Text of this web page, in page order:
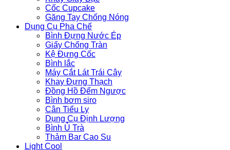
Cốc Cupcake
Găng Tay Chống Nóng
Dụng Cụ Pha Chế
Bình Đựng Nước Ép
Giấy Chống Tràn
Kệ Đựng Cốc
Bình lắc
Máy Cắt Lát Trái Cây
Khay Đựng Thạch
Đồng Hồ Đếm Ngược
Bình bơm siro
Cân Tiểu Ly
Dụng Cụ Định Lượng
Bình Ủ Trà
Thảm Bar Cao Su
Light Cool